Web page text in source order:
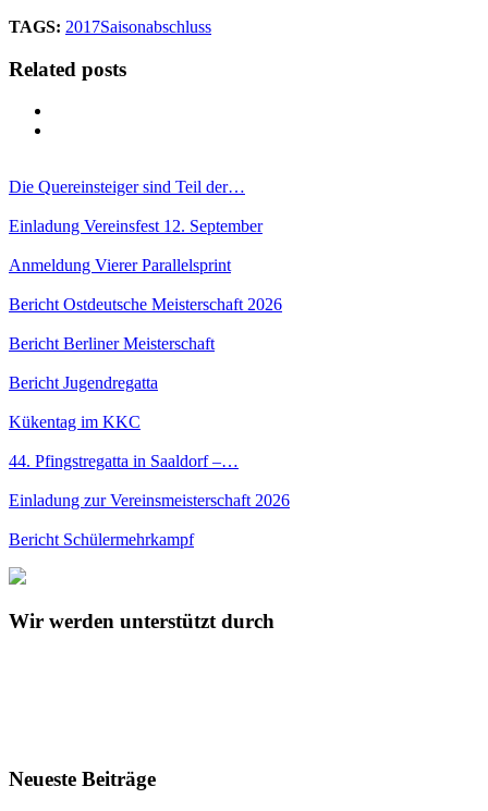
TAGS: 2017Saisonabschluss
Related posts
Die Quereinsteiger sind Teil der…
Einladung Vereinsfest 12. September
Anmeldung Vierer Parallelsprint
Bericht Ostdeutsche Meisterschaft 2026
Bericht Berliner Meisterschaft
Bericht Jugendregatta
Kükentag im KKC
44. Pfingstregatta in Saaldorf –…
Einladung zur Vereinsmeisterschaft 2026
Bericht Schülermehrkampf
Wir werden unterstützt durch
Neueste Beiträge